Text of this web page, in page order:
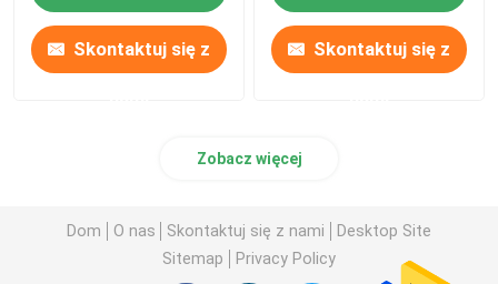
Skontaktuj się z Skontaktuj się z
Zobacz więcej
Dom O nas Skontaktuj się z nami
Desktop Site
Sitemap
Privacy Policy